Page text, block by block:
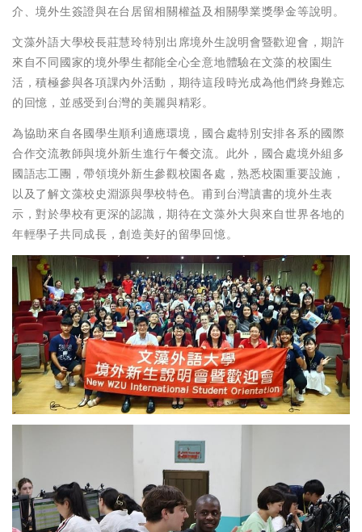
介、境外生簽證與在台居留相關權益及相關學業獎學金等說明。
文藻外語大學校長莊慧玲特別出席境外生說明會暨歡迎會，期許
來自不同國家的境外學生都能全心全意地體驗在文藻的校園生
活，積極參與各項課內外活動，期待這段時光成為他們終身難忘
的回憶，並感受到台灣的美麗與精彩。
為協助來自各國學生順利適應環境，國合處特別安排各系的國際
合作交流教師與境外新生進行午餐交流。此外，國合處境外組多
國語志工團，帶領境外新生參觀校園各處，熟悉校園重要設施，
以及了解文藻校史淵源與學校特色。甫到台灣讀書的境外生表
示，對於學校有更深的認識，期待在文藻外大與來自世界各地的
年輕學子共同成長，創造美好的留學回憶。